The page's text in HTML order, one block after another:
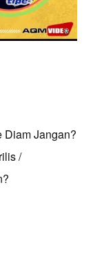
Diam Jangan?
/